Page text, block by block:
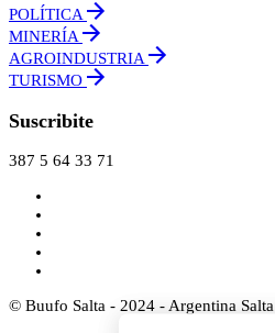
POLÍTICA
MINERÍA
AGROINDUSTRIA
TURISMO
Suscribite
387 5 64 33 71
© Buufo Salta - 2024 - Argentina Salta